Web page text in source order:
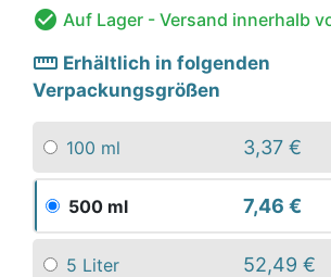
 Auf Lager - Versand innerhalb
straighten Erhältlich in folgenden
Verpackungsgrößen
100 ml 3,37 €
500 ml 7,46 €
5 Liter 52,49 €